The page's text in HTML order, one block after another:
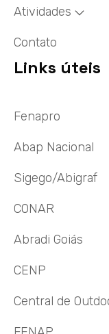
Atividades
Contato
Links úteis
Fenapro
Abap Nacional
Sigego/Abigraf
CONAR
Abradi Goiás
CENP
Central de